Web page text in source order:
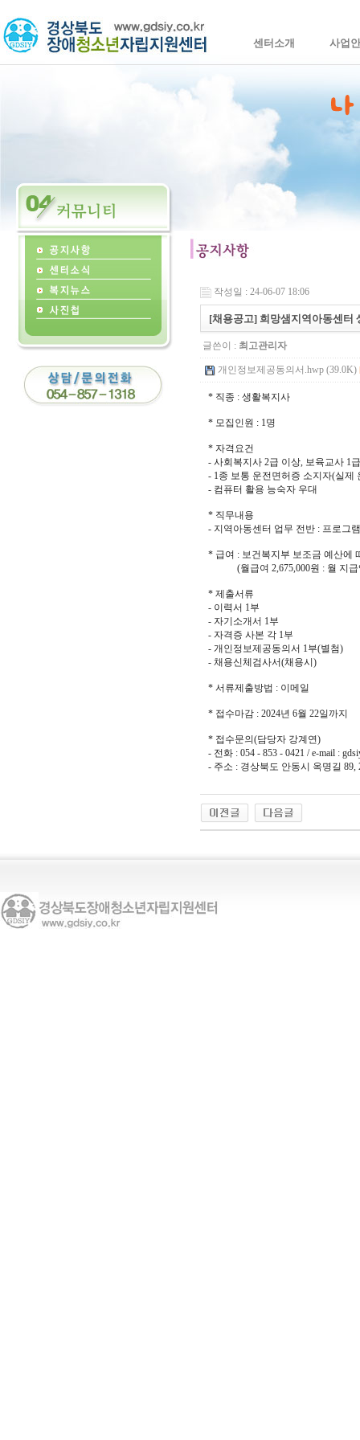
센터소개 사업
작성일 : 24-06-07 18:06
[채용공고] 희망샘지역아동센터
글쓴이 : 최고관리자
개인정보제공동의서.hwp (39.0K)
* 직종 : 생활복지사
* 모집인원 : 1명
* 자격요건
- 사회복지사 2급 이상, 보육교사 1
- 1종 보통 운전면허증 소지자(실제
- 컴퓨터 활용 능숙자 우대
* 직무내용
- 지역아동센터 업무 전반 : 프로그
* 급여 : 보건복지부 보조금 예산에
(월급여 2,675,000원 : 월 지급액
* 제출서류
- 이력서 1부
- 자기소개서 1부
- 자격증 사본 각 1부
- 개인정보제공동의서 1부(별첨)
- 채용신체검사서(채용시)
* 서류제출방법 : 이메일
* 접수마감 : 2024년 6월 22일까지
* 접수문의(담당자 강계연)
- 전화 : 054 - 853 - 0421 / e-mail :
- 주소 : 경상북도 안동시 옥명길 89,